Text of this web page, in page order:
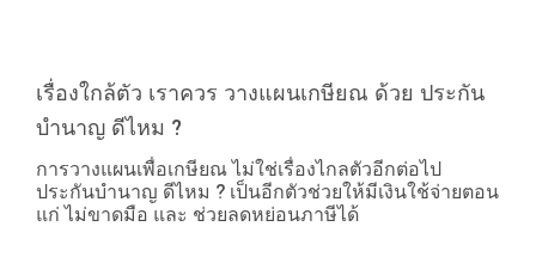
เรื่องใกล้ตัว เราควร วางแผนเกษียณ ด้วย ประกัน
บำนาญ ดีไหม ?
การวางแผนเพื่อเกษียณ ไม่ใช่เรื่องไกลตัวอีกต่อไป
ประกันบำนาญ ดีไหม ? เป็นอีกตัวช่วยให้มีเงินใช้จ่ายตอน
แก่ ไม่ขาดมือ และ ช่วยลดหย่อนภาษีได้